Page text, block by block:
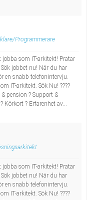
Programmerare
jobba som IT-arkitekt! Pratar
jobbet nu! När du har
en snabb telefonintervju.
IT-arkitekt. Sök Nu! ????
pension ? Support &
Körkort ? Erfarenhet av...
jobba som IT-arkitekt! Pratar
jobbet nu! När du har
en snabb telefonintervju.
IT-arkitekt. Sök Nu! ????